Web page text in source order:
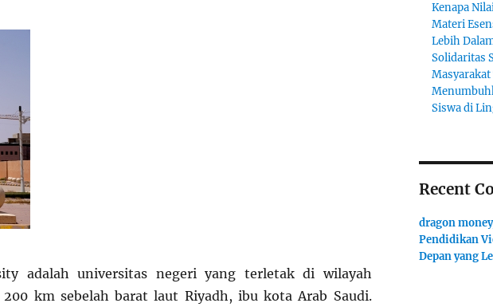
adalah universitas negeri yang terletak di wilayah
200 km sebelah barat laut Riyadh, ibu kota Arab Saudi.
Kenapa
Materi
Lebih
Solidaritas
Siswa di
Recent
dragon
Pendidikan
Depan yang